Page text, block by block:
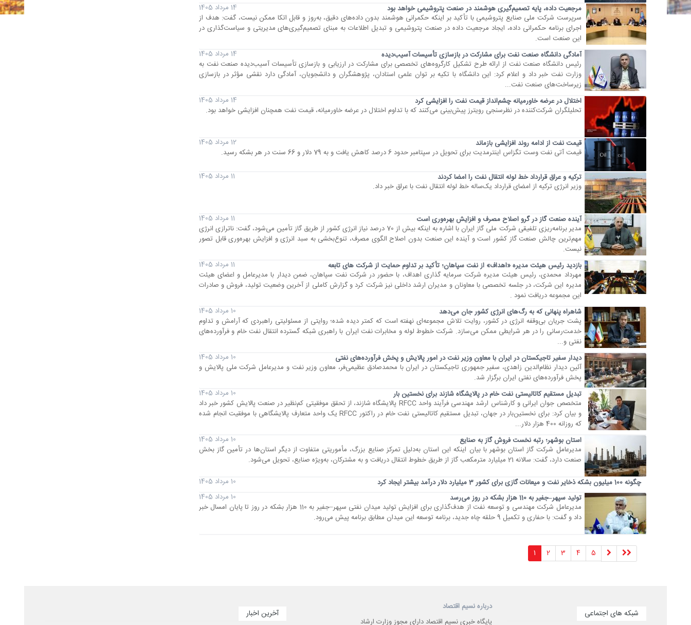
مرجعیت داده، پایه تصمیم‌گیری‌ هوشمند در صنعت پتروشیمی خواهد بود
14 مرداد 1405
سرپرست شرکت ملی صنایع پتروشیمی با تأکید بر اینکه حکمرانی هوشمند بدون داده‌های دقیق، به‌روز و قابل اتکا ممکن نیست، گفت: هدف از
اجرای برنامه حکمرانی داده، ایجاد مرجعیت داده در صنعت پتروشیمی و تبدیل اطلاعات به مبنای تصمیم‌گیری‌های مدیریتی و سیاست‌گذاری در
این صنعت است.
آمادگی دانشگاه صنعت نفت برای مشارکت در بازسازی تأسیسات آسیب‌دیده
14 مرداد 1405
رئیس دانشگاه صنعت نفت از ارائه طرح تشکیل کارگروه‌های تخصصی برای مشارکت در ارزیابی و بازسازی تأسیسات آسیب‌دیده صنعت نفت به
وزارت نفت خبر داد و اعلام کرد: این دانشگاه با تکیه بر توان علمی استادان، پژوهشگران و دانشجویان، آمادگی دارد نقشی مؤثر در بازسازی
زیرساخت‌های صنعت نفت...
اختلال در عرضه خاورمیانه چشم‌انداز قیمت نفت را افزایشی کرد
14 مرداد 1405
تحلیلگران شرکت‌کننده در نظرسنجی رویترز پیش‌بینی می‌کنند که با تداوم اختلال در عرضه خاورمیانه، قیمت نفت همچنان افزایشی خواهد بود.
قیمت نفت از ادامه روند افزایشی بازماند
12 مرداد 1405
قیمت آتی نفت وست تگزاس اینترمدیت برای تحویل در سپتامبر حدود 6 درصد کاهش یافت و به 79 دلار و 66 سنت در هر بشکه رسید.
ترکیه و عراق قرارداد خط لوله انتقال نفت را امضا کردند
11 مرداد 1405
وزیر انرژی ترکیه از امضای قرارداد یک‌ساله خط لوله انتقال نفت با عراق خبر داد.
آینده صنعت گاز در گرو اصلاح مصرف و افزایش بهره‌وری است
11 مرداد 1405
مدیر برنامه‌ریزی تلفیقی شرکت ملی گاز ایران با اشاره به اینکه بیش از 70 درصد نیاز انرژی کشور از طریق گاز تأمین می‌شود، گفت: ناترازی انرژی
مهم‌ترین چالش صنعت گاز کشور است و آینده این صنعت بدون اصلاح الگوی مصرف، تنوع‌بخشی به سبد انرژی و افزایش بهره‌وری قابل تصور
نیست.
بازدید رئیس هیئت مدیره «اهداف» از نفت سپاهان؛ تأکید بر تداوم حمایت از شرکت های تابعه
11 مرداد 1405
مهرداد محمدی، رئیس هیئت مدیره شرکت سرمایه گذاری اهداف، با حضور در شرکت نفت سپاهان، ضمن دیدار با مدیرعامل و اعضای هیئت
مدیره این شرکت، در جلسه تخصصی با معاونان و مدیران ارشد داخلی نیز شرکت کرد و گزارش کاملی از آخرین وضعیت تولید، فروش و صادرات
این مجموعه دریافت نمود .
شاهراه پنهانی که به رگ‌های انرژی کشور جان می‌دهد
10 مرداد 1405
پشت جریان بی‌وقفه انرژی در کشور، روایت تلاش مجموعه‌ای نهفته است که کمتر دیده شده؛ روایتی از مسئولیتی راهبردی که آرامش و تداوم
خدمت‌رسانی را در هر شرایطی ممکن می‌سازد. شرکت خطوط‌ لوله و مخابرات نفت‌ ایران با راهبری شبکه گسترده انتقال نفت‌ خام و فرآورده‌های
نفتی و...
دیدار سفیر تاجیکستان در ایران با معاون وزیر نفت در امور پالایش و پخش فرآورده‌های نفتی
10 مرداد 1405
آئین دیدار نظام‌الدین زاهدی، سفیر جمهوری تاجیکستان در ایران با محمدصادق عظیمی‌فر، معاون وزیر نفت و مدیرعامل شرکت ملی پالایش و
پخش فرآورده‌های نفتی ایران برگزار شد.
تبدیل مستقیم کاتالیستی نفت خام در پالایشگاه شازند برای نخستین بار
10 مرداد 1405
متخصص جوان ایرانی و کارشناس ارشد مهندسی فرآیند واحد RFCC پالایشگاه شازند، از تحقق موفقیتی کم‌نظیر در صنعت پالایش کشور خبر داد
و بیان کرد: برای نخستین‌بار در جهان، تبدیل مستقیم کاتالیستی نفت خام در راکتور RFCC یک واحد متعارف پالایشگاهی با موفقیت انجام شده
که روزانه 400 هزار دلار...
استان بوشهر؛ رتبه نخست فروش گاز به صنایع
10 مرداد 1405
مدیرعامل شرکت گاز استان بوشهر با بیان اینکه این استان به‌دلیل تمرکز صنایع بزرگ، مأموریتی متفاوت از دیگر استان‌ها در تأمین گاز بخش
صنعت دارد، گفت: سالانه 21 میلیارد مترمکعب گاز از طریق خطوط انتقال دریافت و به مشترکان، به‌ویژه صنایع، تحویل می‌شود.
چگونه 100 میلیون بشکه ذخایر نفت و میعانات گازی برای کشور 3 میلیارد دلار درآمد بیشتر ایجاد کرد
10 مرداد 1405
تولید سپهر–جفیر به 110 هزار بشکه در روز می‌رسد
10 مرداد 1405
مدیرعامل شرکت مهندسی و توسعه نفت از هدف‌گذاری برای افزایش تولید میدان نفتی سپهر–جفیر به 110 هزار بشکه در روز تا پایان امسال خبر
داد و گفت: با حفاری و تکمیل 9 حلقه چاه جدید، برنامه توسعه این میدان مطابق برنامه پیش می‌رود.
1 2 3 4 5
آخرین اخبار
درباره نسیم اقتصاد
پایگاه خبری نسیم اقتصاد دارای مجوز وزارت ارشاد
شبکه های اجتماعی